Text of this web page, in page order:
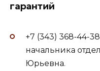
гарантий
+7 (343) 368-44-
начальника
Юрьевна​.